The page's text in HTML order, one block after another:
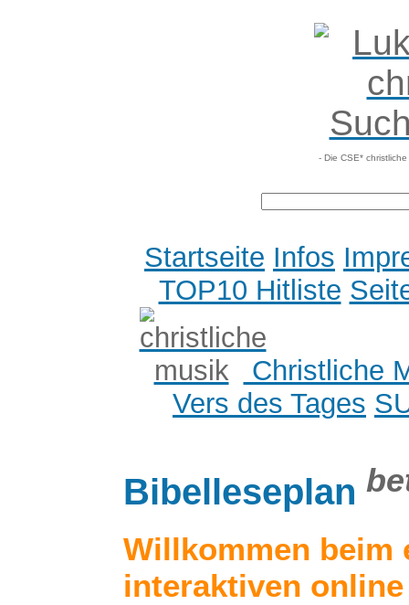
- Die CSE*
Startseite Infos
TOP10 Hitliste
Christliche
Vers des Tages
Bibelleseplan
Willkommen beim
interaktiven